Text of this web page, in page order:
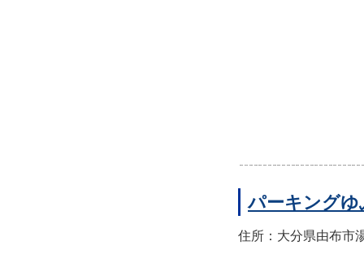
パーキングゆ
住所：大分県由布市